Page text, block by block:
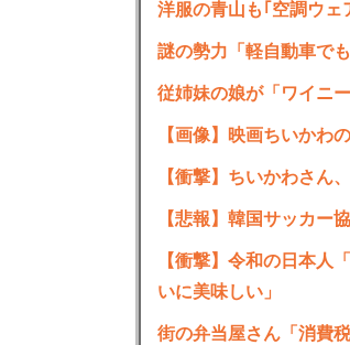
洋服の青山も｢空調ウェ
謎の勢力「軽自動車で
従姉妹の娘が「ワイニ
【画像】映画ちいかわ
【衝撃】ちいかわさん
【悲報】韓国サッカー
【衝撃】令和の日本人
いに美味しい」
街の弁当屋さん「消費